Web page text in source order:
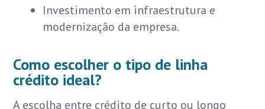
Investimento em infraestrutura e
modernização da empresa.
Como escolher o tipo de linha
crédito ideal?
A escolha entre crédito de curto ou longo